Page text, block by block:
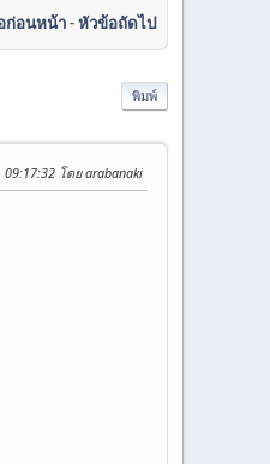
ก่อนหน้า-หัวข้อถัดไป
พิมพ์
โดย arabanaki